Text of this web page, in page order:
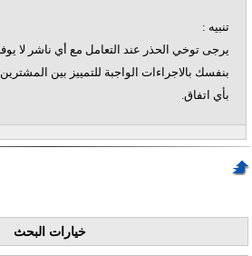
تنبيه :
يرجى توخي الحذر عند التعامل مع أي ناشر لا
بنفسك بالاجراءات الواجبة للتمييز بين المشترين
بأي اتفاق.
خيارات البحث